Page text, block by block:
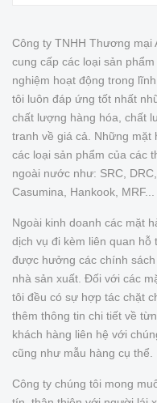
Công ty TNHH Thương mại
cung cấp các loại sản
nghiệm hoạt động trong
tôi luôn đáp ứng tốt nhất
chất lượng hàng hóa, chất
tranh về giá cả. Những mặt
các loại sản phẩm của các
ngoài nước như: SRC,
Casumina, Hankook, MRF...
Ngoài kinh doanh các mặt
dịch vụ đi kèm liên quan hỗ
được hưởng các chính
nhà sản xuất. Đối với các
tôi đều có sự hợp tác chặt
thêm thông tin chi tiết về
khách hàng liên hệ với
cũng như mẫu hàng cụ thể.
Công ty chúng tôi mong